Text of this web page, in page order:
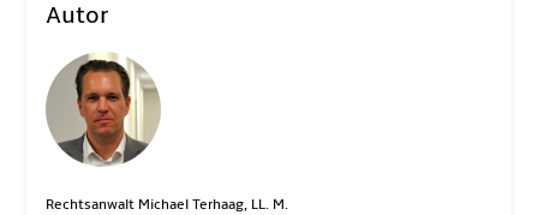
Autor
Rechtsanwalt Michael Terhaag, LL. M.